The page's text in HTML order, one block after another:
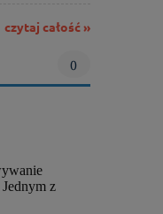
czytaj całość »
0
z